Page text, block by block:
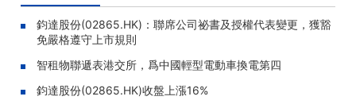
鈞達股份(02865.HK)：聯席公司祕書及授權代表變更，獲豁
免嚴格遵守上市規則
智租物聯遞表港交所，爲中國輕型電動車換電第四
鈞達股份(02865.HK)收盤上漲16%